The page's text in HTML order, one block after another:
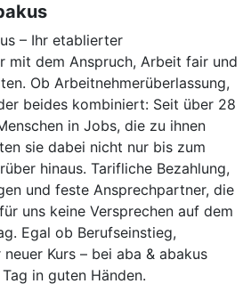
– Ihr etablierter
mit dem Anspruch, Arbeit fair und
Ob Arbeitnehmerüberlassung,
beides kombiniert: Seit über 28
in Jobs, die zu ihnen
sie dabei nicht nur bis zum
hinaus. Tarifliche Bezahlung,
und feste Ansprechpartner, die
uns keine Versprechen auf dem
Egal ob Berufseinstieg,
Kurs – bei aba & abakus
in guten Händen.